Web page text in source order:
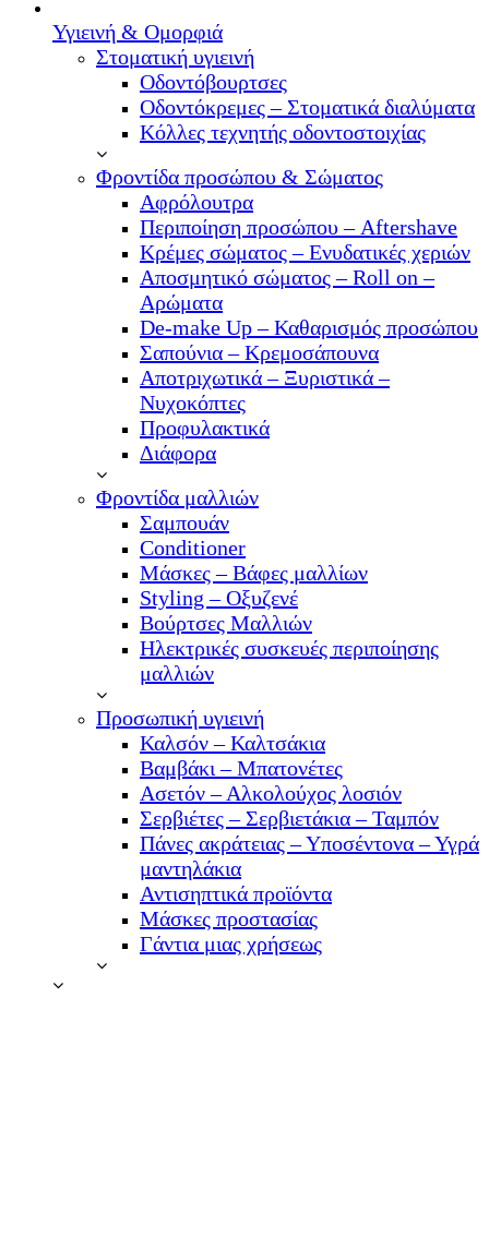
Υγιεινή & Ομορφιά
Στοματική υγιεινή
Οδοντόβουρτσες
Οδοντόκρεμες – Στοματικά διαλύματα
Κόλλες τεχνητής οδοντοστοιχίας
Φροντίδα προσώπου & Σώματος
Αφρόλουτρα
Περιποίηση προσώπου – Aftershave
Κρέμες σώματος – Ενυδατικές χεριών
Αποσμητικό σώματος – Roll on –
Αρώματα
De-make Up – Καθαρισμός προσώπου
Σαπούνια – Κρεμοσάπουνα
Αποτριχωτικά – Ξυριστικά –
Νυχοκόπτες
Προφυλακτικά
Διάφορα
Φροντίδα μαλλιών
Σαμπουάν
Conditioner
Μάσκες – Βάφες μαλλίων
Styling – Οξυζενέ
Βούρτσες Μαλλιών
Ηλεκτρικές συσκευές περιποίησης
μαλλιών
Προσωπική υγιεινή
Καλσόν – Καλτσάκια
Βαμβάκι – Μπατονέτες
Ασετόν – Αλκολούχος λοσιόν
Σερβιέτες – Σερβιετάκια – Ταμπόν
Πάνες ακράτειας – Υποσέντονα – Υγρά
μαντηλάκια
Αντισηπτικά προϊόντα
Μάσκες προστασίας
Γάντια μιας χρήσεως